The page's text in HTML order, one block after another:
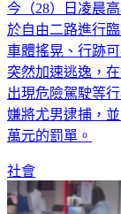
今（28）日凌晨
於自由二路進行
車體搖晃、行跡
突然加速逃逸，
出現危險駕駛等
嫌將尤男逮捕，
萬元的罰單。
社會